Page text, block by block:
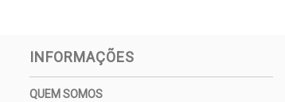
INFORMAÇÕES
QUEM SOMOS